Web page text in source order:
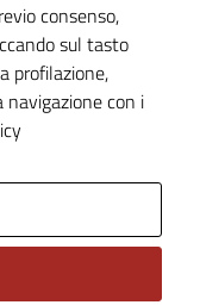
consenso,
sul tasto
profilazione,
con i